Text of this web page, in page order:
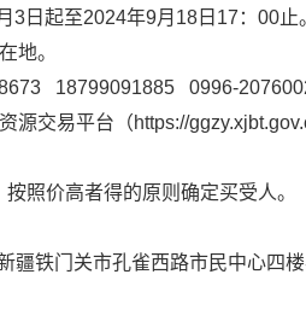
3 日起至2024年9月 18 日 17：00止
地。
18799091885 0996-
源交易平台 （https://
照价高者得的原则确定买受人。
疆铁门关市孔雀西路市民中心四